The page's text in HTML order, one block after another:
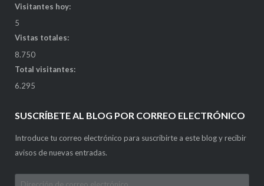
Visitantes hoy:
5
Vistas totales:
8.750
Total visitantes:
6.295
SUSCRÍBETE AL BLOG POR CORREO ELECTRÓNICO
Introduce tu correo electrónico para suscribirte a este blog y recibir
avisos de nuevas entradas.
Dirección